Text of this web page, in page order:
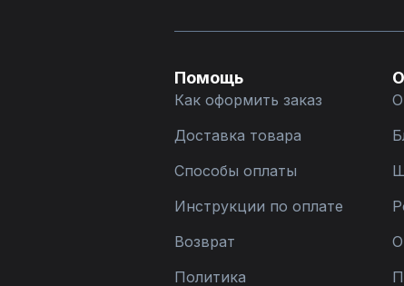
Помощь
Как оформить заказ
Доставка товара
Способы оплаты
Инструкции по оплате
Возврат
Политика